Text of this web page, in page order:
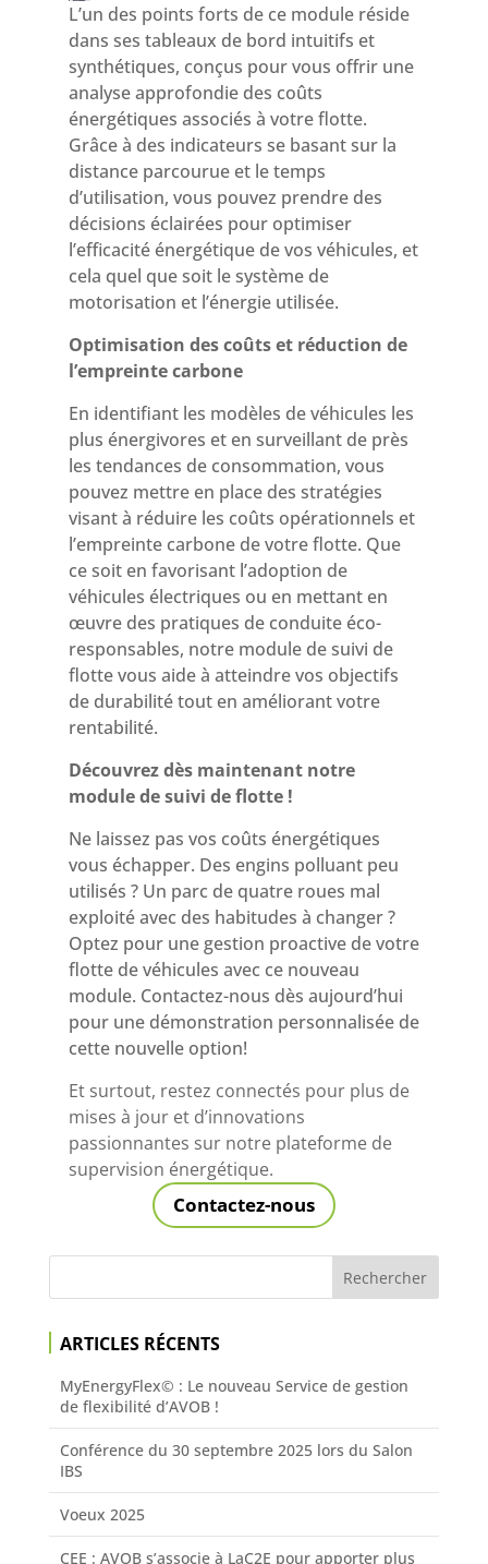
L’un des points forts de ce module réside
dans ses tableaux de bord intuitifs et
synthétiques, conçus pour vous offrir une
analyse approfondie des coûts
énergétiques associés à votre flotte.
Grâce à des indicateurs se basant sur la
distance parcourue et le temps
d’utilisation, vous pouvez prendre des
décisions éclairées pour optimiser
l’efficacité énergétique de vos véhicules, et
cela quel que soit le système de
motorisation et l’énergie utilisée.
Optimisation des coûts et réduction de
l’empreinte carbone
En identifiant les modèles de véhicules les
plus énergivores et en surveillant de près
les tendances de consommation, vous
pouvez mettre en place des stratégies
visant à réduire les coûts opérationnels et
l’empreinte carbone de votre flotte. Que
ce soit en favorisant l’adoption de
véhicules électriques ou en mettant en
œuvre des pratiques de conduite éco-
responsables, notre module de suivi de
flotte vous aide à atteindre vos objectifs
de durabilité tout en améliorant votre
rentabilité.
Découvrez dès maintenant notre
module de suivi de flotte !
Ne laissez pas vos coûts énergétiques
vous échapper. Des engins polluant peu
utilisés ? Un parc de quatre roues mal
exploité avec des habitudes à changer ?
Optez pour une gestion proactive de votre
flotte de véhicules avec ce nouveau
module. Contactez-nous dès aujourd’hui
pour une démonstration personnalisée de
cette nouvelle option!
Et surtout, restez connectés pour plus de
mises à jour et d’innovations
passionnantes sur notre plateforme de
supervision énergétique.
Contactez-nous
ARTICLES RÉCENTS
MyEnergyFlex© : Le nouveau Service de gestion
de flexibilité d’AVOB !
Conférence du 30 septembre 2025 lors du Salon
IBS
Voeux 2025
CEE : AVOB s’associe à LaC2E pour apporter plus